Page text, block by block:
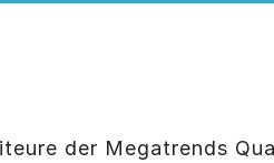
der Megatrends